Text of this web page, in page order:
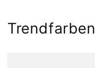
Trendfarben